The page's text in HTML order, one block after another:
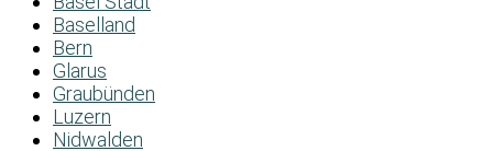
Baselland
Bern
Glarus
Graubünden
Luzern
Nidwalden